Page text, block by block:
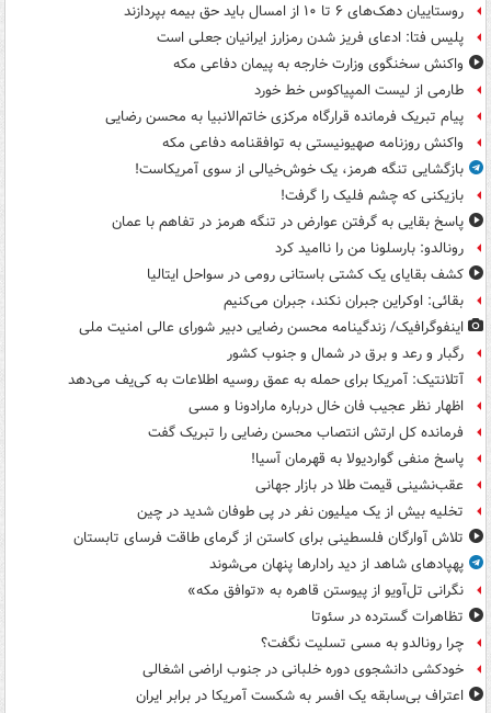
روستاییان دهک‌های ۶ تا ۱۰ از امسال باید حق بیمه بپردازند
پلیس فتا: ادعای فریز شدن رمزارز ایرانیان جعلی است
واکنش سخنگوی وزارت خارجه به پیمان دفاعی مکه
طارمی از لیست المپیاکوس خط خورد
پیام تبریک فرمانده قرارگاه مرکزی خاتم‌الانبیا به محسن رضایی
واکنش روزنامه صهیونیستی به توافقنامه دفاعی مکه
بازگشایی تنگه هرمز، یک خوش‌خیالی از سوی آمریکاست!
بازیکنی که چشم فلیک را گرفت!
پاسخ بقایی به گرفتن عوارض در تنگه هرمز در تفاهم با عمان
رونالدو: بارسلونا من را ناامید کرد
کشف بقایای یک کشتی باستانی رومی در سواحل ایتالیا
بقائی: اوکراین جبران نکند، جبران می‌کنیم
اینفوگرافیک/ زندگینامه محسن رضایی دبیر شورای عالی امنیت‌ ملی
رگبار و رعد و برق در شمال و جنوب کشور
آتلانتیک: آمریکا برای حمله به عمق روسیه اطلاعات به کی‌یف می‌دهد
اظهار نظر عجیب فان خال درباره مارادونا و مسی
فرمانده کل ارتش انتصاب محسن رضایی را تبریک گفت
پاسخ منفی گواردیولا به قهرمان آسیا!
عقب‌نشینی قیمت طلا در بازار جهانی
تخلیه بیش از یک میلیون نفر در پی طوفان شدید در چین
تلاش آوارگان فلسطینی برای کاستن از گرمای طاقت فرسای تابستان
پهپادهای شاهد از دید رادارها پنهان می‌شوند
نگرانی تل‌آویو از پیوستن قاهره به «توافق مکه»
تظاهرات گسترده در سئوتا
چرا رونالدو به مسی تسلیت نگفت؟
خودکشی دانشجوی دوره خلبانی در جنوب اراضی اشغالی
اعتراف بی‌سابقه یک افسر به شکست آمریکا در برابر ایران